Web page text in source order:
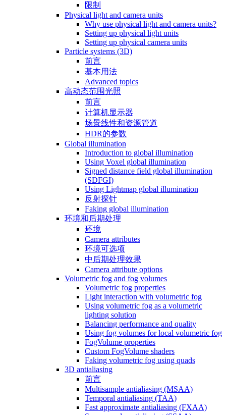
限制
Physical light and camera units
Why use physical light and camera units?
Setting up physical light units
Setting up physical camera units
Particle systems (3D)
前言
基本用法
Advanced topics
高动态范围光照
前言
计算机显示器
场景线性和资源管道
HDR的参数
Global illumination
Introduction to global illumination
Using Voxel global illumination
Signed distance field global illumination
(SDFGI)
Using Lightmap global illumination
反射探针
Faking global illumination
环境和后期处理
环境
Camera attributes
环境可选项
中后期处理效果
Camera attribute options
Volumetric fog and fog volumes
Volumetric fog properties
Light interaction with volumetric fog
Using volumetric fog as a volumetric
lighting solution
Balancing performance and quality
Using fog volumes for local volumetric fog
FogVolume properties
Custom FogVolume shaders
Faking volumetric fog using quads
3D antialiasing
前言
Multisample antialiasing (MSAA)
Temporal antialiasing (TAA)
Fast approximate antialiasing (FXAA)